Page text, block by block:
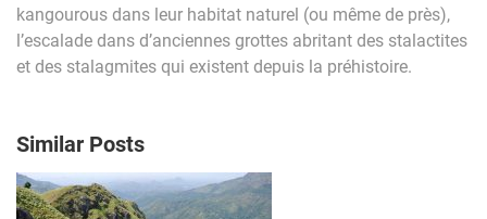
kangourous dans leur habitat naturel (ou même de près),
l’escalade dans d’anciennes grottes abritant des stalactites
et des stalagmites qui existent depuis la préhistoire.
Similar Posts